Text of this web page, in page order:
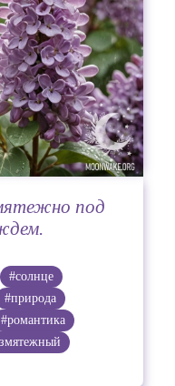
под
#солнце
#природа
#романтика